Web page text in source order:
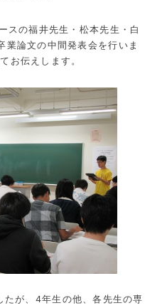
スの福井先生・松本先生・白
業論文の中間発表会を行いま
お伝えします。
が、 4年生の他、各先生の専